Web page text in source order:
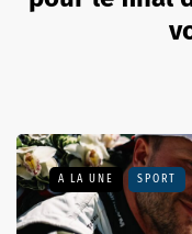
A LA UNE SPORT